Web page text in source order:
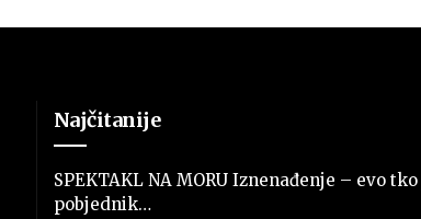
Najčitanije
SPEKTAKL NA MORU Iznenađenje – evo tko
pobjednik…